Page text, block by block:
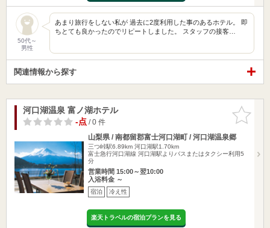
50代～
男性
あまり旅行をしない私が 過去に2度利用した事のあるホテル。 即
ちとても良かったのでリピートしました。 スタッフの接客…
関連情報から探す
お気に入
りに追加
河口湖温泉 富ノ湖ホテル
-点/ 0 件
山梨県 / 南都留郡富士河口湖町 / 河口湖温泉郷
三つ峠駅6.89km 河口湖駅1.70km
富士急行河口湖線 河口湖駅よりバスまたはタクシー利用5
分
営業時間 15:00～翌10:00
入浴料金 ～
宿泊 冷え性
楽天トラベルの宿泊プランを見る